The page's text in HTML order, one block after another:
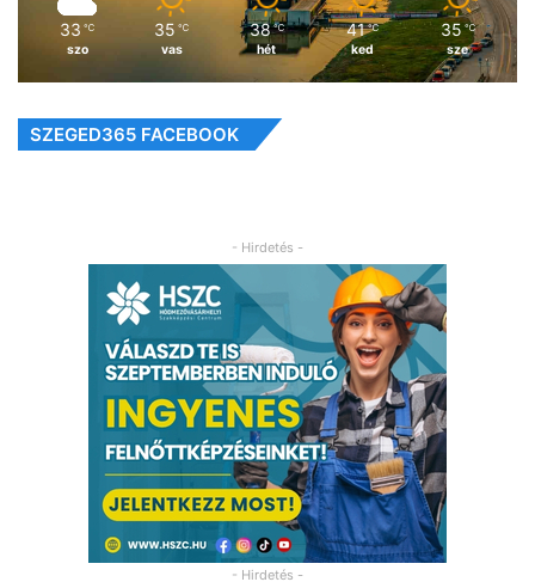
33 ℃
szo
35 ℃
vas
38 ℃
hét
41 ℃
ked
35 ℃
sze
SZEGED365 FACEBOOK
- Hirdetés -
- Hirdetés -